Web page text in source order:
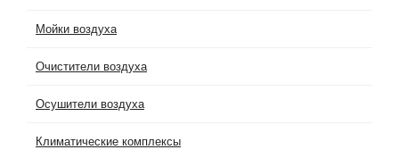
Мойки воздуха
Очистители воздуха
Осушители воздуха
Климатические комплексы